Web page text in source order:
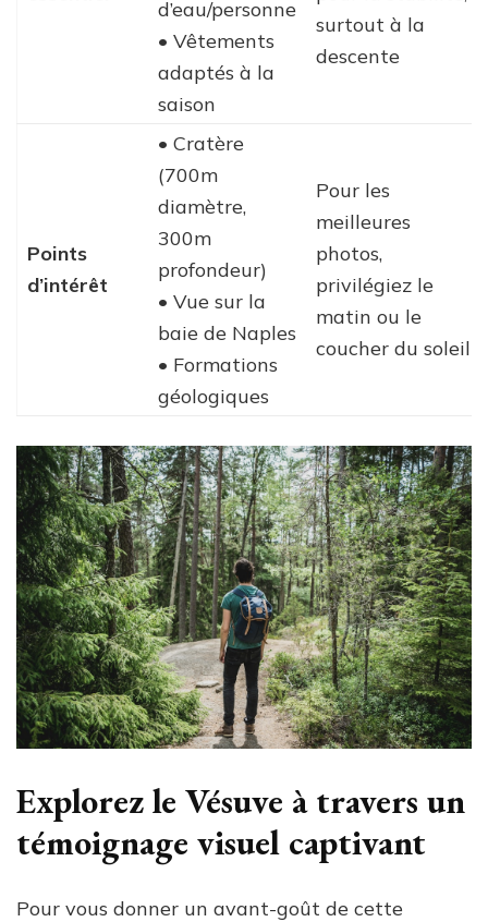
d’eau/personne
• Vêtements
adaptés à la
saison
surtout à la
descente
Points
d’intérêt
• Cratère
(700m
diamètre,
300m
profondeur)
• Vue sur la
baie de Naples
• Formations
géologiques
Pour les
meilleures
photos,
privilégiez le
matin ou le
coucher du soleil
Explorez le Vésuve à travers un
témoignage visuel captivant
Pour vous donner un avant-goût de cette